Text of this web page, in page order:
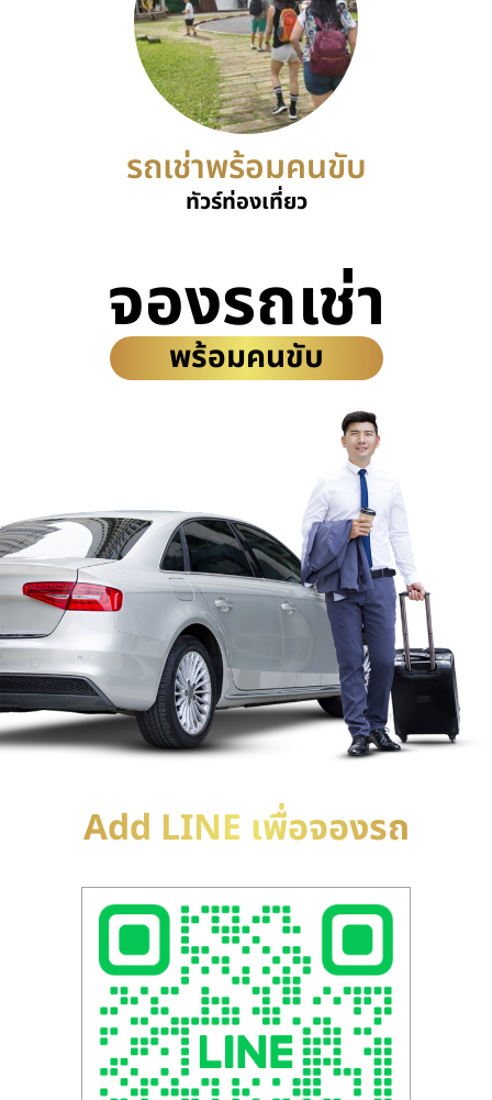
รถเช่าพร้อมคนขับ
ทัวร์ท่องเที่ยว
จองรถเช่า
พร้อมคนขับ
Add LINE เพื่อจองรถ